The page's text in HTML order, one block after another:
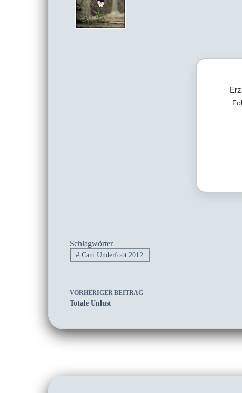
Schlagwörter
# Cam Underfoot 2012
VORHERIGER BEITRAG
Totale Unlust